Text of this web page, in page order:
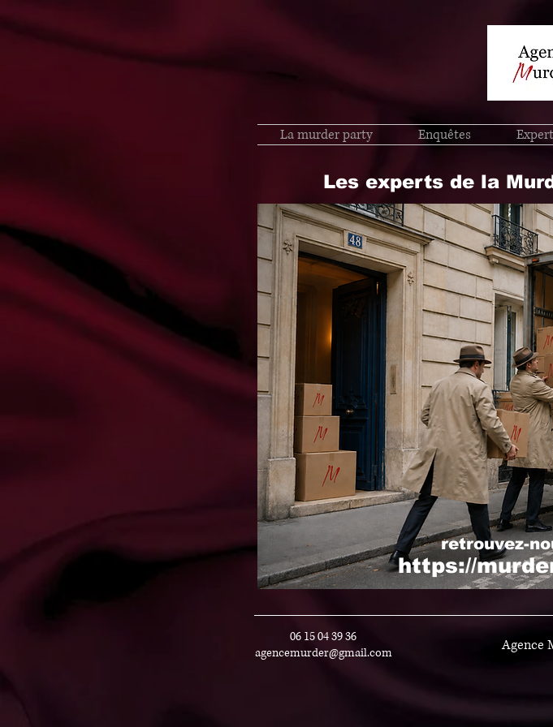
La murder party Enquêtes
Les experts de la
retrouvez-
https://
06 15 04 39 36
agencemurder@gmail.com
Agence